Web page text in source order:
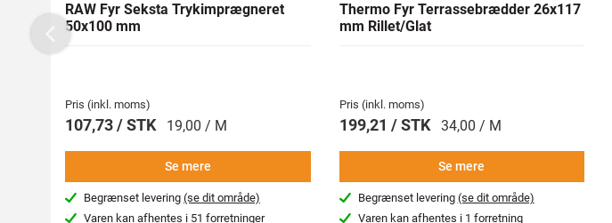
RAW Fyr Seksta Trykimprægneret
50x100 mm
Pris (inkl. moms)
107,73 / STK 19,00 / M
Se mere
Begrænset levering(se dit område)
Varen kan afhentes i 51 forretninger
Thermo Fyr Terrassebrædder 26x117
mm Rillet/Glat
Pris (inkl. moms)
199,21 / STK 34,00 / M
Se mere
Begrænset levering (se dit område)
Varen kan afhentes i 1 forretning
Previous